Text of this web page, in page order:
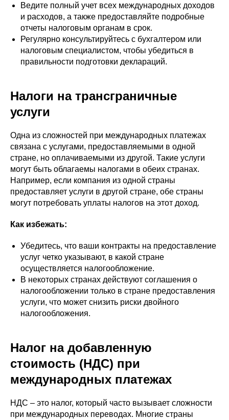
Ведите полный учет всех международных доходов
и расходов, а также предоставляйте подробные
отчеты налоговым органам в срок.
Регулярно консультируйтесь с бухгалтером или
налоговым специалистом, чтобы убедиться в
правильности подготовки деклараций.
Налоги на трансграничные
услуги
Одна из сложностей при международных платежах
связана с услугами, предоставляемыми в одной
стране, но оплачиваемыми из другой. Такие услуги
могут быть облагаемы налогами в обеих странах.
Например, если компания из одной страны
предоставляет услуги в другой стране, обе страны
могут потребовать уплаты налогов на этот доход.
Как избежать:
Убедитесь, что ваши контракты на предоставление
услуг четко указывают, в какой стране
осуществляется налогообложение.
В некоторых странах действуют соглашения о
налогообложении только в стране предоставления
услуги, что может снизить риски двойного
налогообложения.
Налог на добавленную
стоимость (НДС) при
международных платежах
НДС – это налог, который часто вызывает сложности
при международных переводах. Многие страны